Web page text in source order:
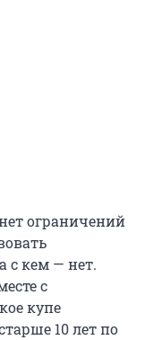
ограничений
с кем — нет.
с
купе
10 лет по